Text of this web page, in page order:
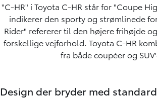
"C-HR" i Toyota C-HR står for "Coupe
indikerer den sporty og strømlinede
Rider" refererer til den højere frihøjde
forskellige vejforhold. Toyota C-HR
fra både coupéer og
Design der bryder med